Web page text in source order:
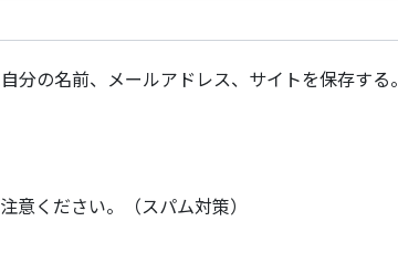
分の名前、メールアドレス、サイトを保存する。
意ください。（スパム対策）